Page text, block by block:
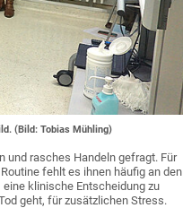
(Bild: Tobias Mühling)
rasches Handeln gefragt. Für
fehlt es ihnen häufig an den
klinische Entscheidung zu
geht, für zusätzlichen Stress.